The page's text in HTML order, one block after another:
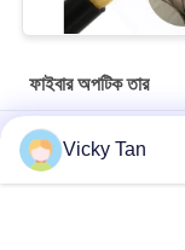
ফাইবার অপটিক তার
সিঙ্গেলমোড GJYXFCH
সাপোর্টের জন্য
Vicky Tan